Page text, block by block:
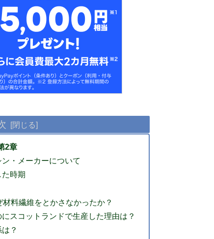
2章
・メーカーについて
時期
料繊維をとかさなかったか？
スコットランドで生産した理由は？
？